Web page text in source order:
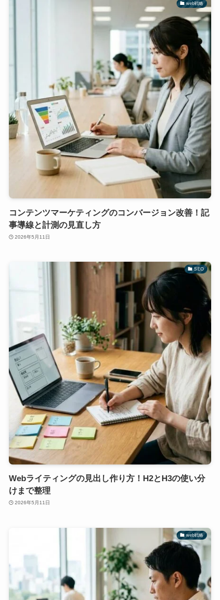
web戦略
コンテンツマーケティングのコンバージョン改善！記
事導線と計測の見直し方
2026年5月11日
SEO
Webライティングの見出し作り方！H2とH3の使い分
けまで整理
2026年5月11日
web戦略